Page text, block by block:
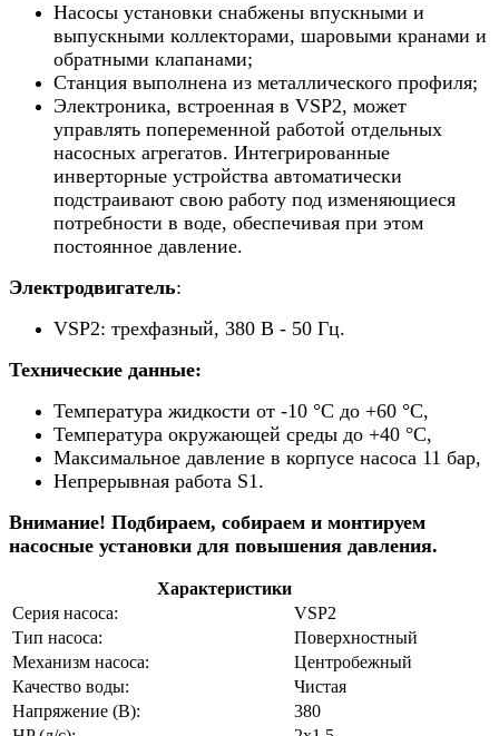
Насосы установки снабжены впускными и
выпускными коллекторами, шаровыми кранами и
обратными клапанами;
Станция выполнена из металлического профиля;
Электроника, встроенная в VSP2, может
управлять попеременной работой отдельных
насосных агрегатов. Интегрированные
инверторные устройства автоматически
подстраивают свою работу под изменяющиеся
потребности в воде, обеспечивая при этом
постоянное давление.
Электродвигатель:
VSP2: трехфазный, 380 В - 50 Гц.
Технические данные:
Температура жидкости от -10 °C до +60 °C,
Температура окружающей среды до +40 °C,
Максимальное давление в корпусе насоса 11 бар,
Непрерывная работа S1.
Внимание! Подбираем, собираем и монтируем
насосные установки для повышения давления.
Характеристики
Серия насоса:
VSP2
Тип насоса:
Поверхностный
Механизм насоса:
Центробежный
Качество воды:
Чистая
Напряжение (В):
380